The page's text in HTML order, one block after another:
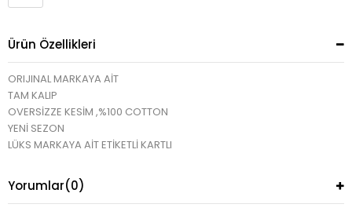
Ürün Özellikleri
ORIJINAL MARKAYA AİT
TAM KALIP
OVERSİZZE KESİM ,%100 COTTON
YENİ SEZON
LÜKS MARKAYA AİT ETİKETLİ KARTLI
Yorumlar(0)